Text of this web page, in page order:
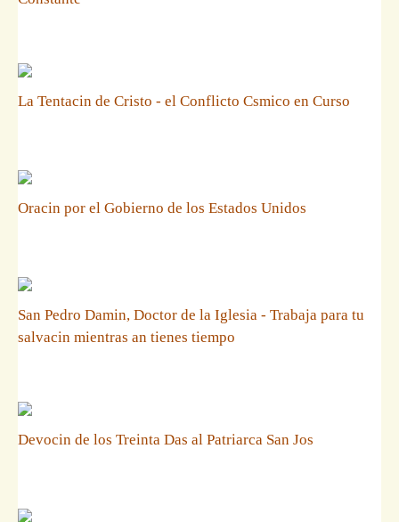
La Tentacin de Cristo - el Conflicto Csmico en Curso
Oracin por el Gobierno de los Estados Unidos
San Pedro Damin, Doctor de la Iglesia - Trabaja para tu
salvacin mientras an tienes tiempo
Devocin de los Treinta Das al Patriarca San Jos